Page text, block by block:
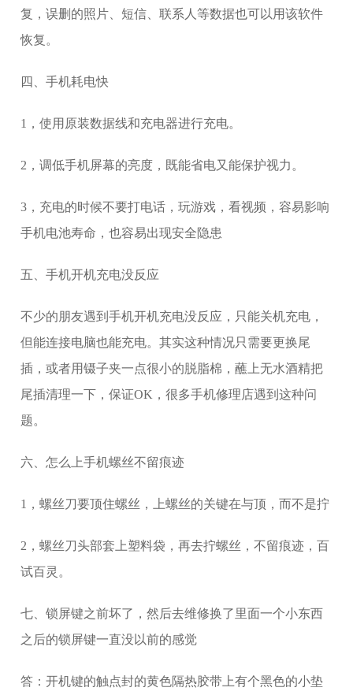
复，误删的照片、短信、联系人等数据也可以用该软件
恢复。
四、手机耗电快
1，使用原装数据线和充电器进行充电。
2，调低手机屏幕的亮度，既能省电又能保护视力。
3，充电的时候不要打电话，玩游戏，看视频，容易影响
手机电池寿命，也容易出现安全隐患
五、手机开机充电没反应
不少的朋友遇到手机开机充电没反应，只能关机充电，
但能连接电脑也能充电。其实这种情况只需要更换尾
插，或者用镊子夹一点很小的脱脂棉，蘸上无水酒精把
尾插清理一下，保证OK，很多手机修理店遇到这种问
题。
六、怎么上手机螺丝不留痕迹
1，螺丝刀要顶住螺丝，上螺丝的关键在与顶，而不是拧
2，螺丝刀头部套上塑料袋，再去拧螺丝，不留痕迹，百
试百灵。
七、锁屏键之前坏了，然后去维修换了里面一个小东西
之后的锁屏键一直没以前的感觉
答：开机键的触点封的黄色隔热胶带上有个黑色的小垫